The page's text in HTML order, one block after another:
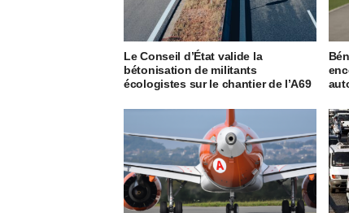
Le Conseil d’État valide la
bétonisation de militants
écologistes sur le chantier de l’A69